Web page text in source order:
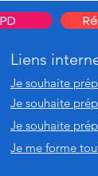
Liens
Je souhaite
Je souhaite
Je souhaite
Je me forme